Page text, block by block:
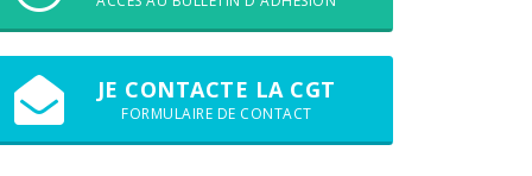
JE CONTACTE LA CGT
FORMULAIRE DE CONTACT